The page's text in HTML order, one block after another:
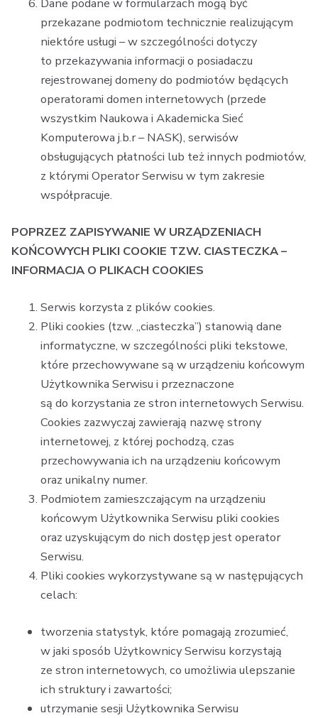
Dane podane w formularzach mogą być
przekazane podmiotom technicznie realizującym
niektóre usługi – w szczególności dotyczy
to przekazywania informacji o posiadaczu
rejestrowanej domeny do podmiotów będących
operatorami domen internetowych (przede
wszystkim Naukowa i Akademicka Sieć
Komputerowa j.b.r – NASK), serwisów
obsługujących płatności lub też innych podmiotów,
z którymi Operator Serwisu w tym zakresie
współpracuje.
POPRZEZ ZAPISYWANIE W URZĄDZENIACH
KOŃCOWYCH PLIKI COOKIE TZW. CIASTECZKA –
INFORMACJA O PLIKACH COOKIES
Serwis korzysta z plików cookies.
Pliki cookies (tzw. „ciasteczka”) stanowią dane
informatyczne, w szczególności pliki tekstowe,
które przechowywane są w urządzeniu końcowym
Użytkownika Serwisu i przeznaczone
są do korzystania ze stron internetowych Serwisu.
Cookies zazwyczaj zawierają nazwę strony
internetowej, z której pochodzą, czas
przechowywania ich na urządzeniu końcowym
oraz unikalny numer.
Podmiotem zamieszczającym na urządzeniu
końcowym Użytkownika Serwisu pliki cookies
oraz uzyskującym do nich dostęp jest operator
Serwisu.
Pliki cookies wykorzystywane są w następujących
celach:
tworzenia statystyk, które pomagają zrozumieć,
w jaki sposób Użytkownicy Serwisu korzystają
ze stron internetowych, co umożliwia ulepszanie
ich struktury i zawartości;
utrzymanie sesji Użytkownika Serwisu